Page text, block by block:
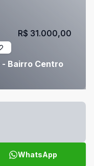
- Bairro Centro
R$ 31.000,00
WhatsApp